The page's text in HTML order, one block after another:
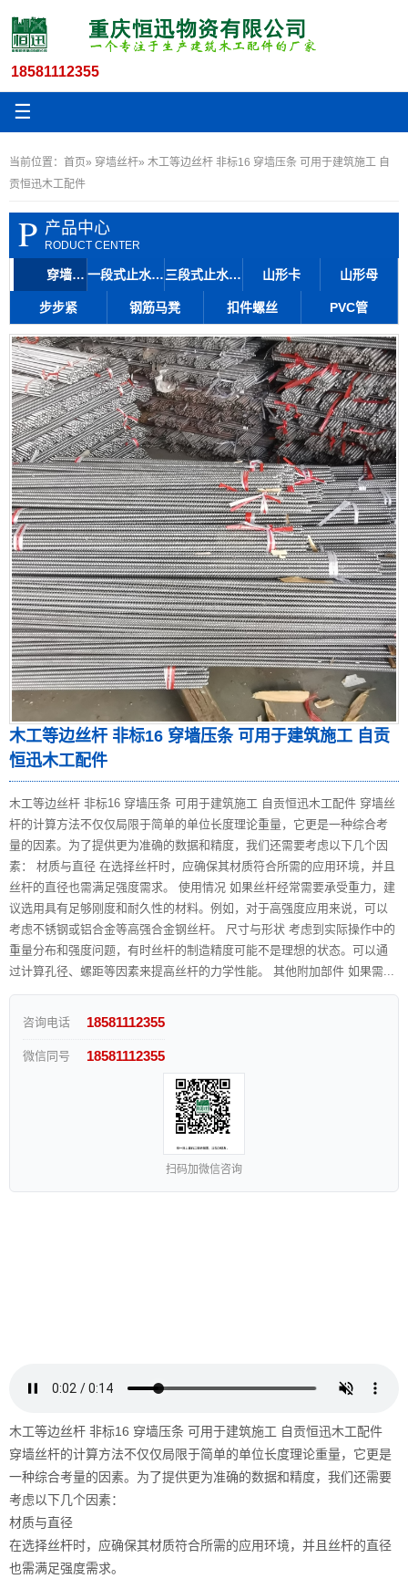
18581112355
☰
当前位置： 首页» 穿墙丝杆» 木工等边丝杆 非标16 穿墙压条 可用于建筑施工 自
贡恒迅木工配件
P 产品中心
RODUCT CENTER
穿墙丝杆 一段式止水丝杆 三段式止水丝杆 山形卡 山形母
步步紧 钢筋马凳 扣件螺丝 PVC管
木工等边丝杆 非标16 穿墙压条 可用于建筑施工 自贡
恒迅木工配件
木工等边丝杆 非标16 穿墙压条 可用于建筑施工 自贡恒迅木工配件 穿墙丝
杆的计算方法不仅仅局限于简单的单位长度理论重量，它更是一种综合考
量的因素。为了提供更为准确的数据和精度，我们还需要考虑以下几个因
素： 材质与直径 在选择丝杆时，应确保其材质符合所需的应用环境，并且
丝杆的直径也需满足强度需求。 使用情况 如果丝杆经常需要承受重力，建
议选用具有足够刚度和耐久性的材料。例如，对于高强度应用来说，可以
考虑不锈钢或铝合金等高强合金钢丝杆。 尺寸与形状 考虑到实际操作中的
重量分布和强度问题，有时丝杆的制造精度可能不是理想的状态。可以通
过计算孔径、螺距等因素来提高丝杆的力学性能。 其他附加部件 如果需...
咨询电话 18581112355
微信同号 18581112355
扫码加微信咨询
木工等边丝杆 非标16 穿墙压条 可用于建筑施工 自贡恒迅木工配件
穿墙丝杆的计算方法不仅仅局限于简单的单位长度理论重量，它更是
一种综合考量的因素。为了提供更为准确的数据和精度，我们还需要
考虑以下几个因素：
材质与直径
在选择丝杆时，应确保其材质符合所需的应用环境，并且丝杆的直径
也需满足强度需求。